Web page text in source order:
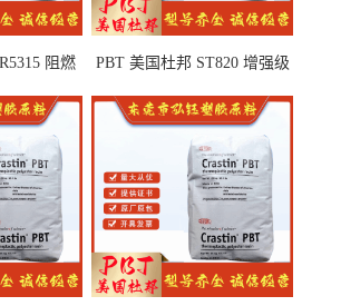
阻燃
PBT 美国杜邦 ST820 增强级